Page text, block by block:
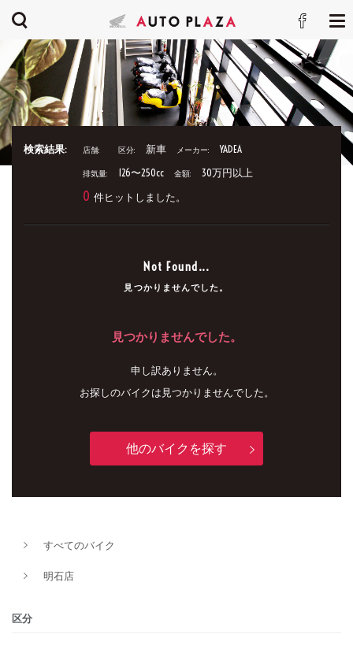
検索結果: 店舗: 区分: 新車 メーカー: YADEA
排気量: 126〜250cc 金額: 30万円以上
0 件ヒットしました。
Not Found...
見つかりませんでした。
見つかりませんでした。
申し訳ありません。
お探しのバイクは見つかりませんでした。
他のバイクを探す
すべてのバイク
明石店
区分
新車
タイプ